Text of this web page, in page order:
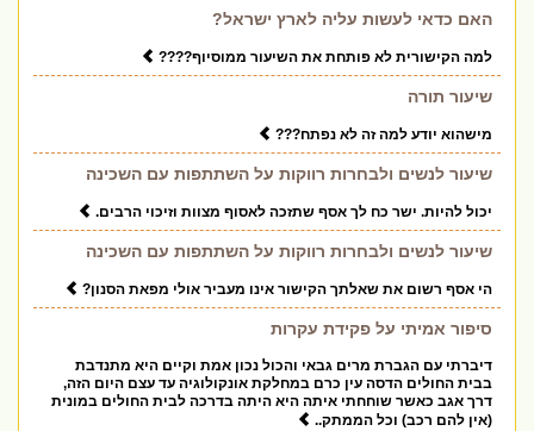
האם כדאי לעשות עליה לארץ ישראל?
למה הקישורית לא פותחת את השיעור ממוסיוף????
שיעור תורה
מישהוא יודע למה זה לא נפתח???
שיעור לנשים ולבחרות רווקות על השתתפות עם השכינה
יכול להיות. ישר כח לך אסף שתזכה לאסוף מצוות וזיכוי הרבים.
שיעור לנשים ולבחרות רווקות על השתתפות עם השכינה
הי אסף רשום את שאלתך הקישור אינו מעביר אולי מפאת הסנון?
סיפור אמיתי על פקידת עקרות
דיברתי עם הגברת מרים גבאי והכול נכון אמת וקיים היא מתנדבת
בבית החולים הדסה עין כרם במחלקת אונקולוגיה עד עצם היום הזה,
דרך אגב כאשר שוחחתי איתה היא היתה בדרכה לבית החולים במונית
(אין להם רכב) וכל הממתק..